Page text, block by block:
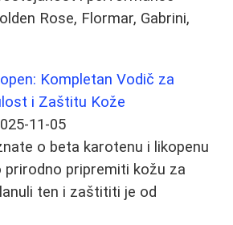
Rose, Flormar, Gabrini,
Kompletan Vodič za
i Zaštitu Kože
11-05
o beta karotenu i likopenu
prirodno pripremiti kožu za
ten i zaštititi je od